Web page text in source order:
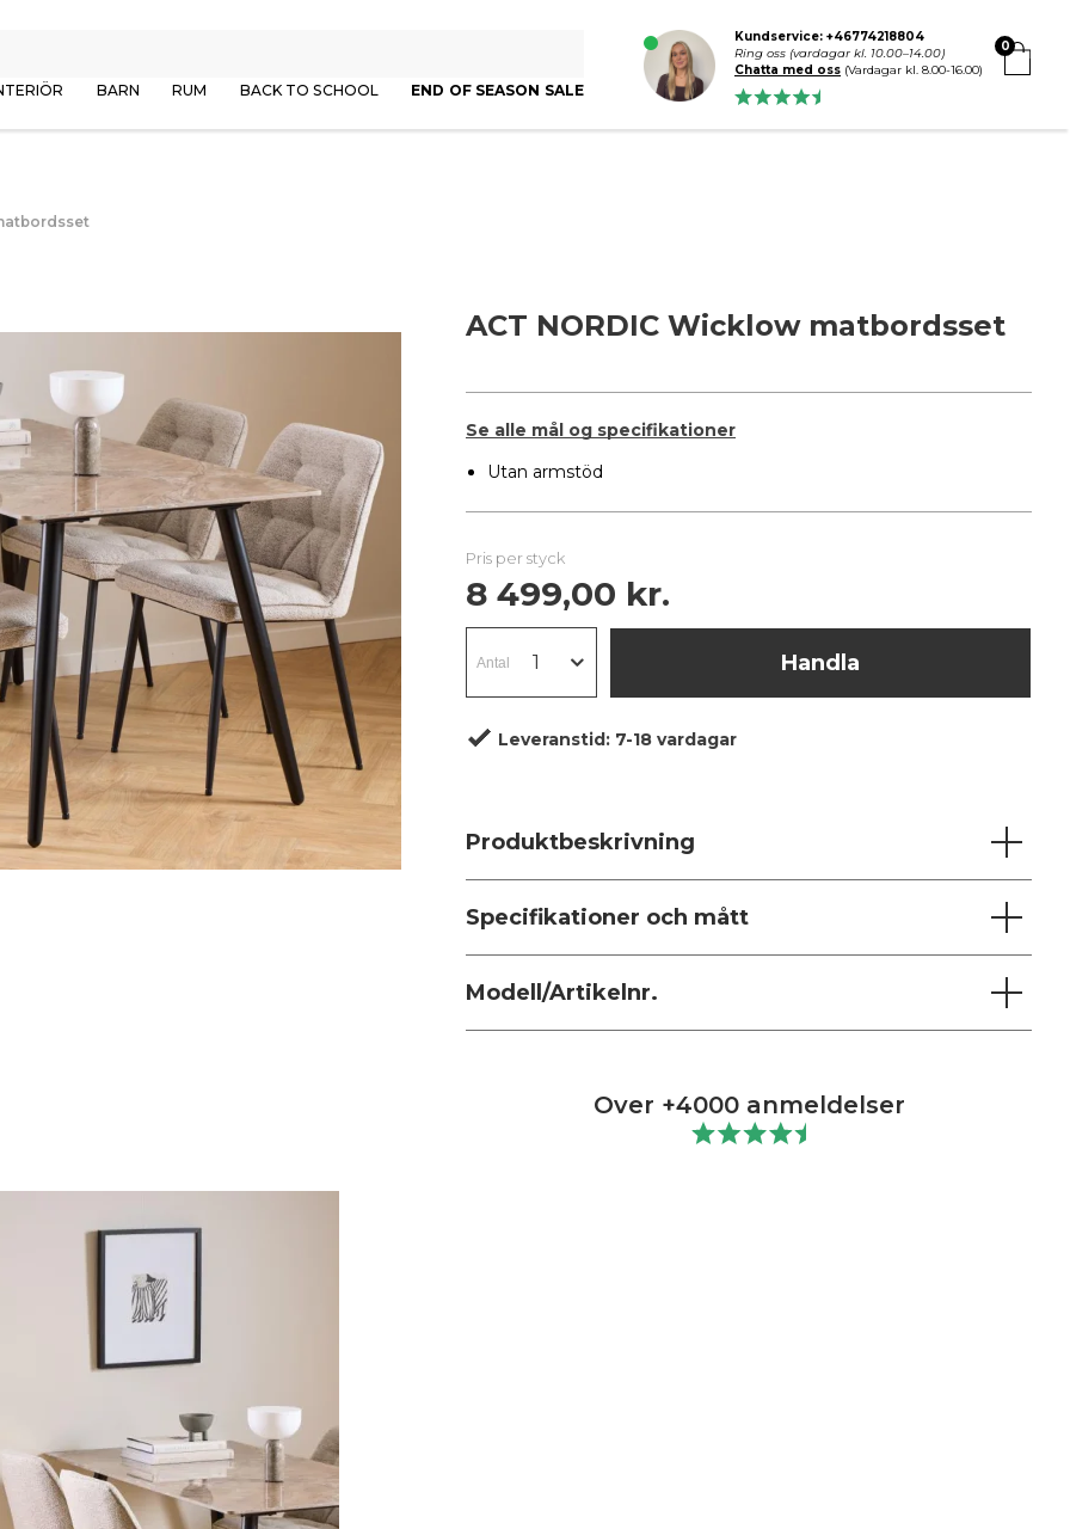
BARN RUM BACK TO SCHOOL END OF SEASON SALE
0
Kundservice: +46774218804
Ring oss (vardagar kl. 10.00–14.00)
Chatta med oss (Vardagar kl. 8.00-16.00)
ACT NORDIC Wicklow matbordsset
Se alle mål og specifikationer
Utan armstöd
Pris per styck
8 499,00 kr.
Handla
Leveranstid: 7-18 vardagar
Produktbeskrivning
Specifikationer och mått
Modell/Artikelnr.
Over +4000 anmeldelser